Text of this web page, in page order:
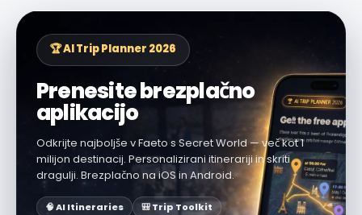
🏆 AI Trip Planner 2026
Prenesite brezplačno
aplikacijo
Odkrijte najboljše v Faeto s Secret World — več kot 1
milijon destinacij. Personalizirani itinerariji in skriti
dragulji. Brezplačno na iOS in Android.
🧠 AI Itineraries
🎒 Trip Toolkit